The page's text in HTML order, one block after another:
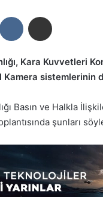
Kara Kuvvetleri
sistemlerinin
Basın ve Halkla
şunları